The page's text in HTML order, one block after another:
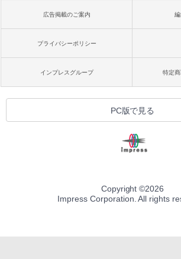
広告掲載のご案内
プライバシーポリシー
インプレスグループ 特定
PC版で見る
Copyright ©2026
Impress Corporation. All rights